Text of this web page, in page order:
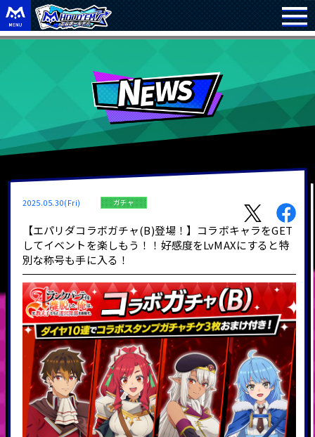
2025.05.30(Fri) ガチャ
【エパリダコラボガチャ(B)登場！】コラボキャラをGET
してイベントを楽しもう！！好感度をLvMAXにすると特
別な称号も手に入る！